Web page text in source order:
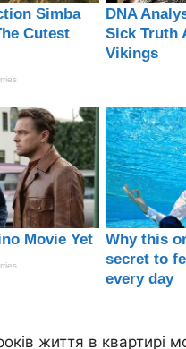
життя в квартирі